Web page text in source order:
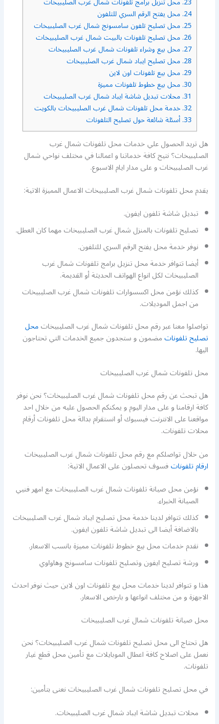
24. محل يفتح الرقم السري للتلفون
25. محل تصليح تلفون سامسونج شمال غرب الصليبيخات
26. محل تصليح تلفونات بالبيت شمال غرب الصليبيخات
27. محل بيع وشراء تلفونات شمال غرب الصليبيخات
28. محل تصليح ايباد شمال غرب الصليبيخات
29. محل بيع تلفونات اون لاين
30. محل بيع خطوط تلفونات مميزة
31. محلات تبديل شاشة ايباد شمال غرب الصليبيخات
32. خدمة محل تلفونات شمال غرب الصليبيخات بالكويت
33. أسئلة شائعة حول تصليح التلفونات
هل تريد الحصول علي خدمات محل تلفونات شمال غرب
الصليبيخات؟ نتيح كافة خدماتنا و اعمالنا في مختلف نواحي شمال
غرب الصليبيخات و على مدار ايام الاسبوع.
يقدم محل تلفونات شمال غرب الصليبيخات الاعمال المميزة الاتية:
تبديل شاشة تلفون ايفون.
تصليح تلفونات بالمنزل شمال غرب الصليبيخات مهما كان العطل.
نوفر خدمة محل يفتح الرقم السري للتلفون.
أيضا تتوافر خدمة محل تنزيل برامج تلفونات شمال غرب
الصليبيخات لكل انواع الهواتف الحديثة أو القديمة.
كذلك نؤمن محل اكسسوارات تلفونات شمال غرب الصليبيخات
من اجمل الموديلات.
تواصلوا معنا عبر رقم محل تلفونات شمال غرب الصليبيخاتمحل
تصليح تلفوناتمضمون و ستجدون جميع الخدمات التي تحتاجون
اليها.
محل تلفونات شمال غرب الصليبيخات
هل تبحث عن رقم محل تلفونات شمال غرب الصليبيخات؟ نحن نوفر
كافة ارقامنا و على مدار اليوم و يمكنكم الحصول عليه من خلال احد
مواقعنا على الانترنت فيسبوك أو انستقرام بدالة محل تلفونات أرقام
محلات تلفونات.
من خلال تواصلكم مع رقم محل تلفونات شمال غرب الصليبيخات
ارقام تلفوناتفسوف تحصلون على الاعمال الاتية:
نؤمن محل صيانة تلفونات شمال غرب الصليبيخات مع امهر فنيي
الصيانة الخبراء.
كذلك تتوافر لدينا خدمة محل تصليح ايباد شمال غرب الصليبيخات
بالاضافة أيضا الى تبديل شاشة تلفون ايفون.
نقدم خدمات محل بيع خطوط تلفونات مميزة بانسب الاسعار.
ورشة تصليح ايفون وتصليح تلفونات سامسونج وهاواوي
هذا و تتوافر لدينا خدمات محل بيع تلفونات اون لاين حيث نوفر احدث
الاجهزة و من مختلف انواعها و بارخص الاسعار.
محل صيانة تلفونات شمال غرب الصليبيخات
هل تحتاج الى محل تصليح تلفونات شمال غرب الصليبيخات؟ نحن
نعمل على اصلاح كافة اعطال الموبايلات مع تأمين محل قطع غيار
تلفونات.
في محل تصليح تلفونات شمال غرب الصليبيخات نعنى بتأمين:
محلات تبديل شاشة ايباد شمال غرب الصليبيخات.